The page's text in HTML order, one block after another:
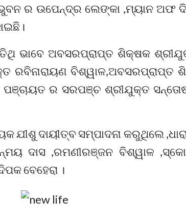
ର ଉପେନ୍ଦ୍ର ଲେଙ୍କା ,ମ୍ୟାନ ଅଫ
ଭାବେ ଅବସରପ୍ରାପ୍ତ ଶିକ୍ଷକ
ରବିନାରାୟଣ ବିଶ୍ୱାଳ,ଅବସରପ୍ରାପ୍ତ
ପଞ୍ଚାୟତ ର ସରପଞ୍ଚ ଶ୍ରୀଯୁକ୍ତ
ଯୀଶୁ ଦାୟୀତ୍ବ ସମ୍ପାଦନା କରୁଥିଲେ
ଦାସ ,ରମଣୀରଞ୍ଜନ ବିଶ୍ୱାଳ
ବେହେରା ।